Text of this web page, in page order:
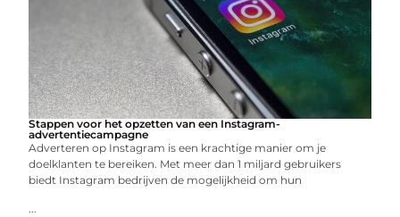
Stappen voor het opzetten van een Instagram-
advertentiecampagne
Adverteren op Instagram is een krachtige manier om je
doelklanten te bereiken. Met meer dan 1 miljard gebruikers
biedt Instagram bedrijven de mogelijkheid om hun
...